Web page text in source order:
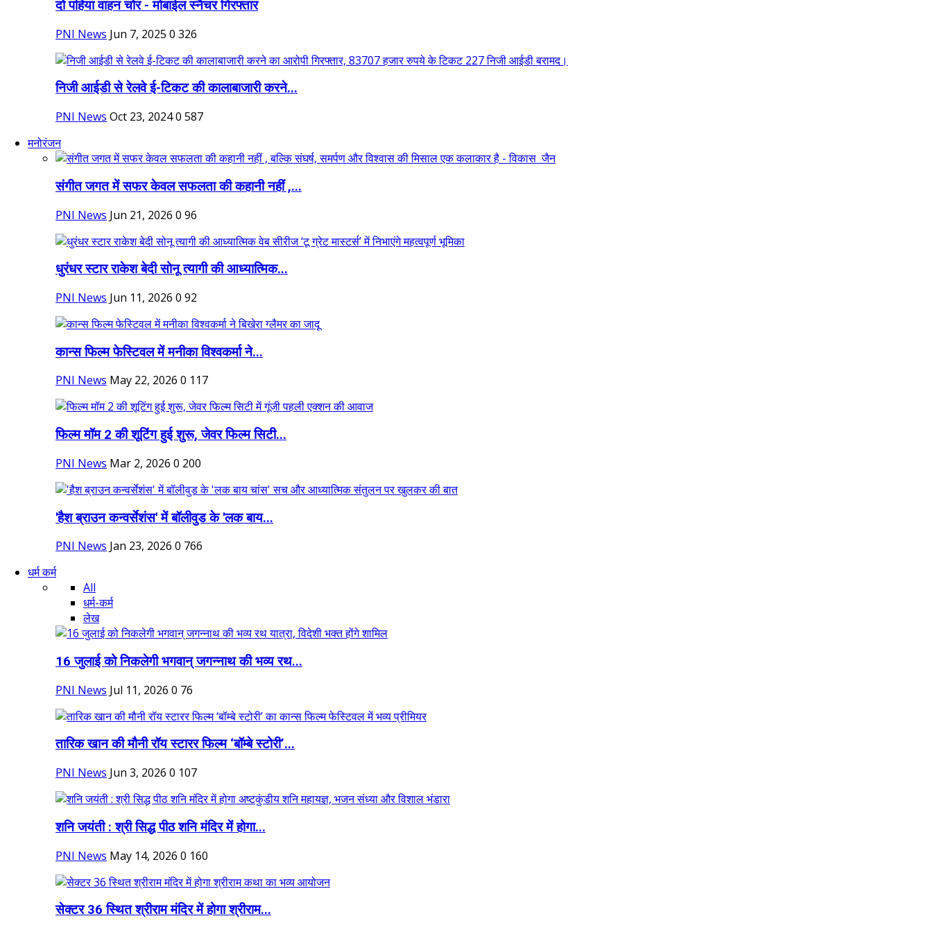
दो पहिया वाहन चोर - मोबाईल स्नैचर गिरफ्तार
PNI News Jun 7, 2025 0 326
निजी आईडी से रेलवे ई-टिकट की कालाबाजारी करने...
PNI News Oct 23, 20240 587
मनोरंजन
संगीत जगत में सफर केवल सफलता की कहानी नहीं ,...
PNI News Jun 21, 2026 0 96
धुरंधर स्टार राकेश बेदी सोनू त्यागी की आध्यात्मिक...
PNI News Jun 11, 2026 0 92
कान्स फिल्म फेस्टिवल में मनीका विश्वकर्मा ने...
PNI News May 22, 2026 0 117
फिल्म मॉम 2 की शूटिंग हुई शुरू, जेवर फिल्म सिटी...
PNI News Mar 2, 2026 0 200
'हैश ब्राउन कन्वर्सेशंस' में बॉलीवुड के 'लक बाय...
PNI News Jan 23, 2026 0 766
धर्म कर्म
All
धर्म-कर्म
लेख
16 जुलाई को निकलेगी भगवान् जगन्नाथ की भव्य रथ...
PNI News Jul 11, 2026 0 76
तारिक खान की मौनी रॉय स्टारर फिल्म ‘बॉम्बे स्टोरी’...
PNI News Jun 3, 2026 0 107
शनि जयंती : श्री सिद्ध पीठ शनि मंदिर में होगा...
PNI News May 14, 2026 0 160
सेक्टर 36 स्थित श्रीराम मंदिर में होगा श्रीराम...